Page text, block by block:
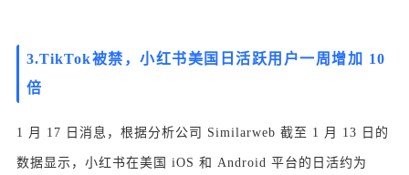
3.TikTok被禁，小红书美国日活跃用户一周增加 10
倍
1 月 17 日消息，根据分析公司 Similarweb 截至 1 月 13 日的
数据显示，小红书在美国 iOS 和 Android 平台的日活约为